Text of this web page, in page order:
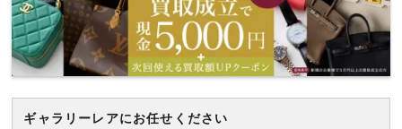
ギャラリーレアにお任せください